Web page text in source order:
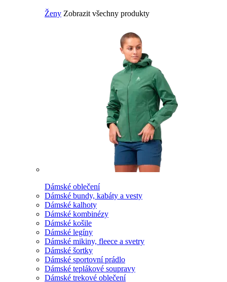
Ženy Zobrazit všechny produkty
Dámské oblečení
Dámské bundy, kabáty a vesty
Dámské kalhoty
Dámské kombinézy
Dámské košile
Dámské legíny
Dámské mikiny, fleece a svetry
Dámské šortky
Dámské sportovní prádlo
Dámské teplákové soupravy
Dámské trekové oblečení